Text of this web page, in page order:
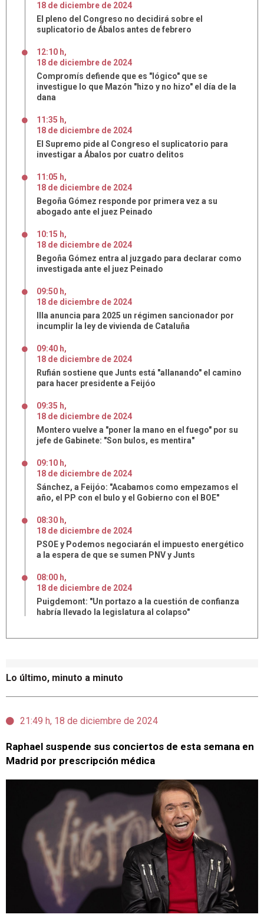
Lo último, minuto a minuto
21:49 h, 18 de diciembre de 2024
Raphael suspende sus conciertos de esta semana en
Madrid por prescripción médica
18 de diciembre de 2024
El pleno del Congreso no decidirá sobre el
suplicatorio de Ábalos antes de febrero
12:10 h,
18 de diciembre de 2024
Compromís defiende que es "lógico" que se
investigue lo que Mazón "hizo y no hizo" el día de la
dana
11:35 h,
18 de diciembre de 2024
El Supremo pide al Congreso el suplicatorio para
investigar a Ábalos por cuatro delitos
11:05 h,
18 de diciembre de 2024
Begoña Gómez responde por primera vez a su
abogado ante el juez Peinado
10:15 h,
18 de diciembre de 2024
Begoña Gómez entra al juzgado para declarar como
investigada ante el juez Peinado
09:50 h,
18 de diciembre de 2024
Illa anuncia para 2025 un régimen sancionador por
incumplir la ley de vivienda de Cataluña
09:40 h,
18 de diciembre de 2024
Rufián sostiene que Junts está "allanando" el camino
para hacer presidente a Feijóo
09:35 h,
18 de diciembre de 2024
Montero vuelve a "poner la mano en el fuego" por su
jefe de Gabinete: "Son bulos, es mentira"
09:10 h,
18 de diciembre de 2024
Sánchez, a Feijóo: "Acabamos como empezamos el
año, el PP con el bulo y el Gobierno con el BOE"
08:30 h,
18 de diciembre de 2024
PSOE y Podemos negociarán el impuesto energético
a la espera de que se sumen PNV y Junts
08:00 h,
18 de diciembre de 2024
Puigdemont: "Un portazo a la cuestión de confianza
habría llevado la legislatura al colapso"